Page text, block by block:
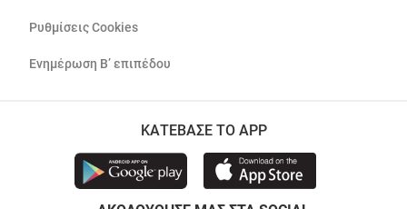
Ρυθμίσεις Cookies
Ενημέρωση Β’ επιπέδου
ΚΑΤΕΒΑΣΕ ΤΟ APP